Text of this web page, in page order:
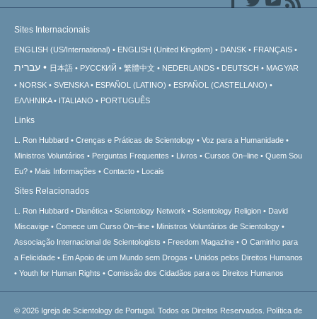
Sites Internacionais
ENGLISH (US/International) ENGLISH (United Kingdom) DANSK FRANÇAIS
עברית 日本語 РУССКИЙ 繁體中文 NEDERLANDS DEUTSCH
MAGYAR
NORSK
SVENSKA ESPAÑOL (LATINO)
ESPAÑOL (CASTELLANO)
ΕΛΛΗΝΙΚA
ITALIANO PORTUGUÊS
Links
L. Ron Hubbard Crenças e Práticas de Scientology
Voz para a Humanidade
Ministros Voluntários
Perguntas Frequentes Livros Cursos On–line
Quem Sou
Eu?
Mais Informações Contacto Locais
Sites Relacionados
L. Ron Hubbard Dianética Scientology Network Scientology Religion
David
Miscavige
Comece um Curso On–line
Ministros Voluntários de Scientology
Associação Internacional de Scientologists
Freedom Magazine
O Caminho para
a Felicidade
Em Apoio de um Mundo sem Drogas
Unidos pelos Direitos Humanos
Youth for Human Rights
Comissão dos Cidadãos para os Direitos Humanos
© 2026 Igreja de Scientology de Portugal. Todos os Direitos Reservados. Política de